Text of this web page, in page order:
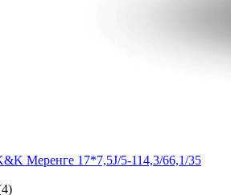
Меренге 17*7,5J/5-114,3/66,1/35